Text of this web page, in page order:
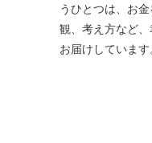
うひとつは、お
観、考え方など
お届けしています